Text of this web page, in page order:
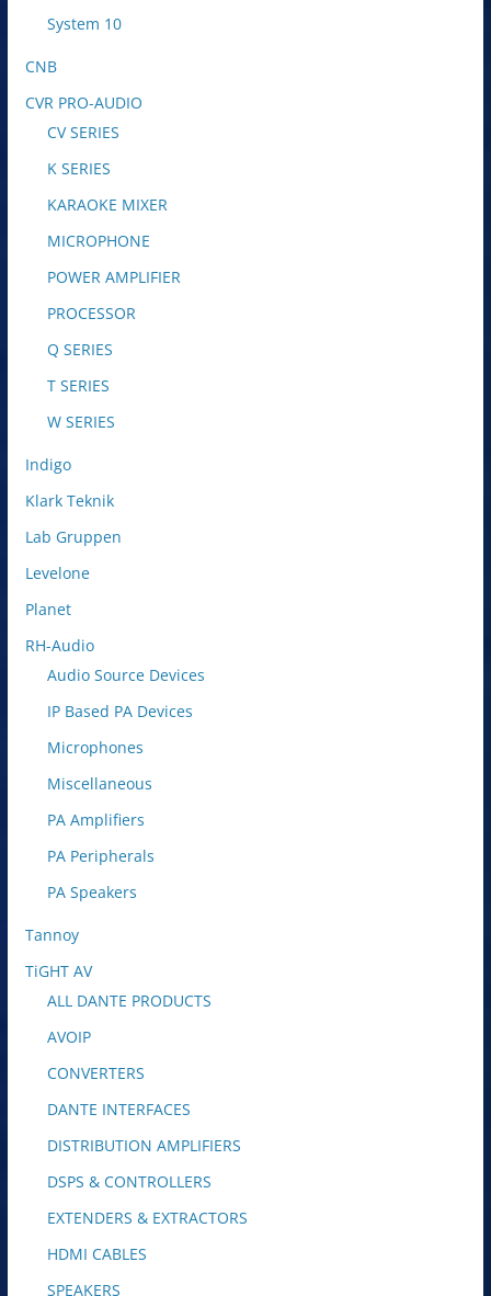
System 10
CNB
CVR PRO-AUDIO
CV SERIES
K SERIES
KARAOKE MIXER
MICROPHONE
POWER AMPLIFIER
PROCESSOR
Q SERIES
T SERIES
W SERIES
Indigo
Klark Teknik
Lab Gruppen
Levelone
Planet
RH-Audio
Audio Source Devices
IP Based PA Devices
Microphones
Miscellaneous
PA Amplifiers
PA Peripherals
PA Speakers
Tannoy
TiGHT AV
ALL DANTE PRODUCTS
AVOIP
CONVERTERS
DANTE INTERFACES
DISTRIBUTION AMPLIFIERS
DSPS & CONTROLLERS
EXTENDERS & EXTRACTORS
HDMI CABLES
SPEAKERS